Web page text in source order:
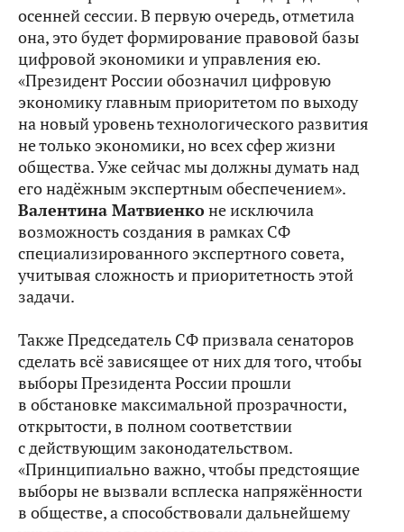
осенней сессии. В первую очередь, отметила
она, это будет формирование правовой базы
цифровой экономики и управления ею.
«Президент России обозначил цифровую
экономику главным приоритетом по выходу
на новый уровень технологического развития
не только экономики, но всех сфер жизни
общества. Уже сейчас мы должны думать над
его надёжным экспертным обеспечением».
Валентина Матвиенконе исключила
возможность создания в рамках СФ
специализированного экспертного совета,
учитывая сложность и приоритетность этой
задачи.
Также Председатель СФ призвала сенаторов
сделать всё зависящее от них для того, чтобы
выборы Президента России прошли
в обстановке максимальной прозрачности,
открытости, в полном соответствии
с действующим законодательством.
«Принципиально важно, чтобы предстоящие
выборы не вызвали всплеска напряжённости
в обществе, а способствовали дальнейшему